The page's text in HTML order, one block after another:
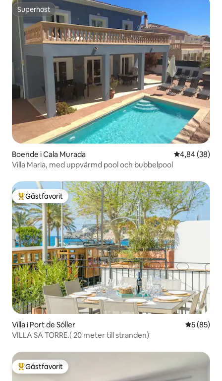
Superhost
Superhost
Boende i Cala Murada 4,84 av 5 i
4,84 (38)
Villa Maria, med uppvärmd pool och bubbelpool
Populär gästfavorit
Gästfavorit
Villa i Port de Sóller 5 av 5 i
5 (85)
VILLA SA TORRE.( 20 meter till stranden)
Populär gästfavorit
Gästfavorit